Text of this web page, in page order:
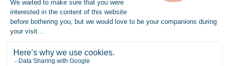
Mentions légales -Politique de protection des données
Politique de Gestion des Cookies